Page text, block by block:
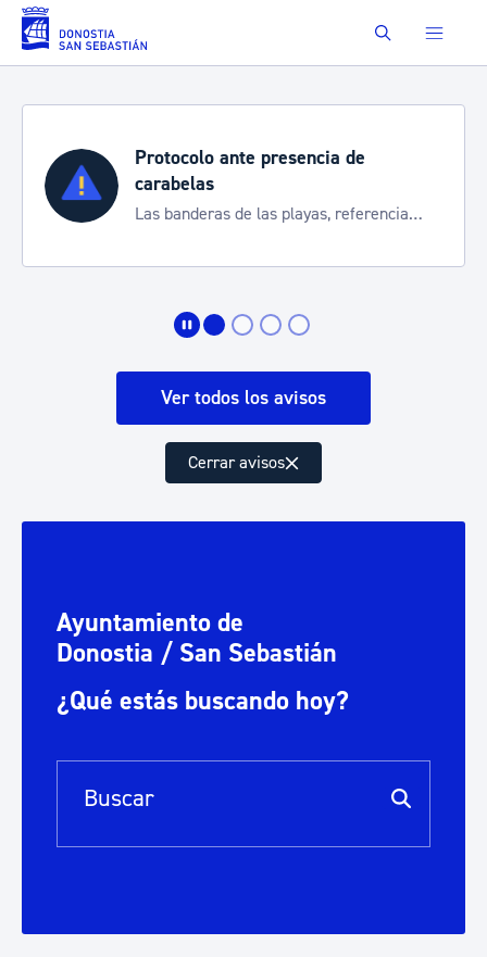
Saltar al contenido principal Buscar
Semana Grande 2026
Cortes de tráfico y servicios
de transporte
Ver todos los avisos
Cerrar avisos
Ayuntamiento de
Donostia / San Sebastián
¿Qué estás buscando hoy?
Barra de búsqueda